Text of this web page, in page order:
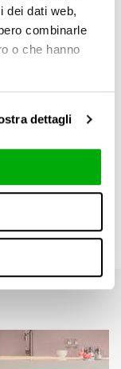
dei dati web,
combinarle
o che hanno
dettagli
cm
x 11.81"